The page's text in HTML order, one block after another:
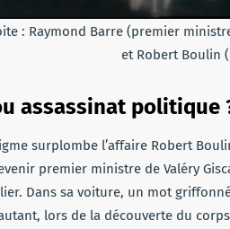
: Raymond Barre (premier
et Robert Boulin
assassinat politique
surplombe l’affaire Robert
premier ministre de Valéry
Dans sa voiture, un mot
lors de la découverte du